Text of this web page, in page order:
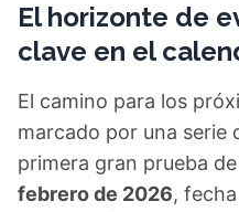
El horizonte de
clave en el
El camino para los
marcado por una serie
primera gran prueba
febrero de 2026,